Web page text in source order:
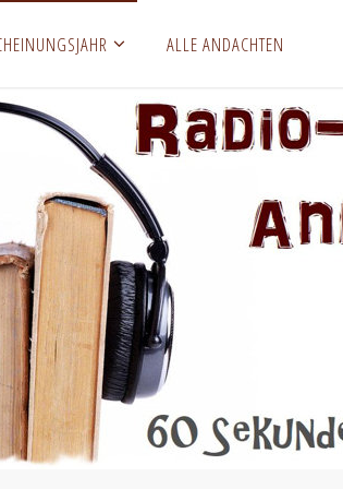
ALLE ANDACHTEN